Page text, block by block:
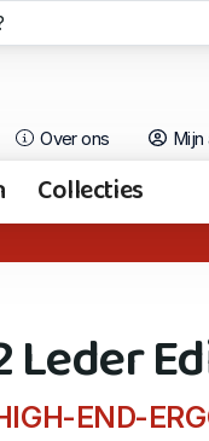
Over ons Mijn
Collecties
Leder
END-